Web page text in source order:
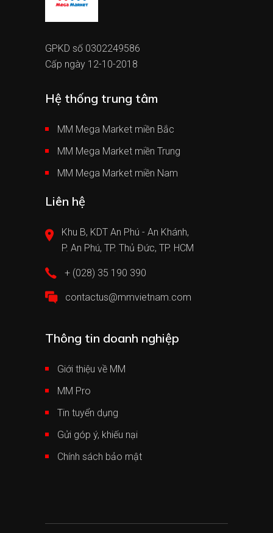
GPKD số 0302249586
Cấp ngày 12-10-2018
Hệ thống trung tâm
MM Mega Market miền Bắc
MM Mega Market miền Trung
MM Mega Market miền Nam
Liên hệ
Khu B, KDT An Phú - An Khánh,
P. An Phú, TP. Thủ Đức, TP. HCM
+ (028) 35 190 390
contactus@mmvietnam.com
Thông tin doanh nghiệp
Giới thiệu về MM
MM Pro
Tin tuyển dụng
Gửi góp ý, khiếu nại
Chính sách bảo mật